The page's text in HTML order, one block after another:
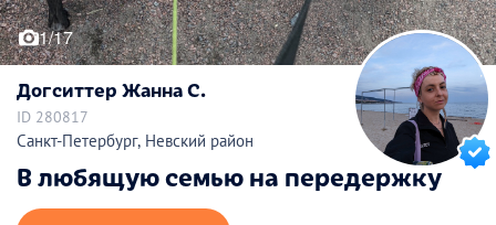
1/17
Догситтер Жанна С.
ID 280817
Санкт-Петербург, Невский район
В любящую семью на передержку